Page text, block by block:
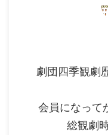
劇団四季観劇
会員になって
総観劇